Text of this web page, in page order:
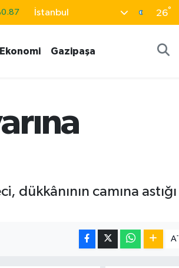
İstanbul 26°
Ekonomi Gazipaşa
camına astığı
A-